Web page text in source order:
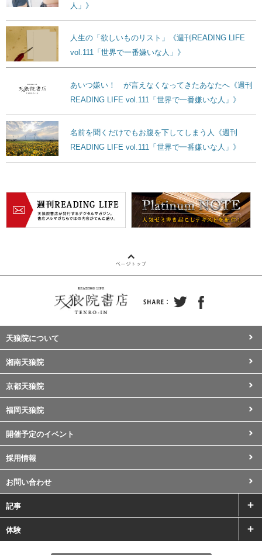
人」》
人生の「欲しいものリスト」《週刊READING LIFE
vol.111「世界で一番嫌いな人」》
あいつ嫌い！ が言えなくなってきたあなたへ《週刊
READING LIFE vol.111「世界で一番嫌いな人」》
名前を聞くだけでもお腹を下してしまう人《週刊
READING LIFE vol.111「世界で一番嫌いな人」》
天狼院について
湘南天狼院
京都天狼院
福岡天狼院
開催予定のイベント
採用情報
お問い合わせ
記事
体験